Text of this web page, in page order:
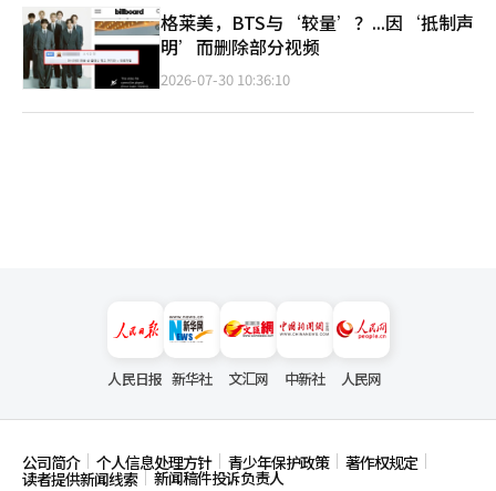
格莱美，BTS与‘较量’？...因‘抵制声
明’而删除部分视频
2026-07-30 10:36:10
人民日报 新华社 文汇网 中新社 人民网
公司简介 个人信息处理方针 青少年保护政策 著作权规定
读者提供新闻线索
新闻稿件投诉负责人